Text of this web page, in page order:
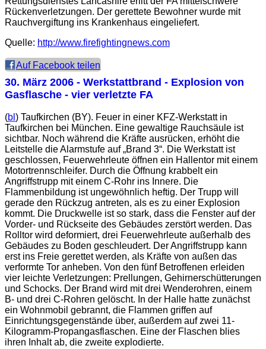
Rückenverletzungen. Der gerettete Bewohner wurde mit
Rauchvergiftung ins Krankenhaus eingeliefert.
Quelle: http://www.firefightingnews.com
Auf Facebook teilen
30. März 2006 - Werkstattbrand - Explosion von
Gasflasche - vier verletzte FA
(bl ) Taufkirchen (BY). Feuer in einer KFZ-Werkstatt in
Taufkirchen bei München. Eine gewaltige Rauchsäule ist
sichtbar. Noch während die Kräfte ausrücken, erhöht die
Leitstelle die Alarmstufe auf „Brand 3“. Die Werkstatt ist
geschlossen, Feuerwehrleute öffnen ein Hallentor mit einem
Motortrennschleifer. Durch die Öffnung krabbelt ein
Angriffstrupp mit einem C-Rohr ins Innere. Die
Flammenbildung ist ungewöhnlich heftig. Der Trupp will
gerade den Rückzug antreten, als es zu einer Explosion
kommt. Die Druckwelle ist so stark, dass die Fenster auf der
Vorder- und Rückseite des Gebäudes zerstört werden. Das
Rolltor wird deformiert, drei Feuerwehrleute außerhalb des
Gebäudes zu Boden geschleudert. Der Angriffstrupp kann
erst ins Freie gerettet werden, als Kräfte von außen das
verformte Tor anheben. Von den fünf Betroffenen erleiden
vier leichte Verletzungen: Prellungen, Gehirnerschütterungen
und Schocks. Der Brand wird mit drei Wenderohren, einem
B- und drei C-Rohren gelöscht. In der Halle hatte zunächst
ein Wohnmobil gebrannt, die Flammen griffen auf
Einrichtungsgegenstände über, außerdem auf zwei 11-
Kilogramm-Propangasflaschen. Eine der Flaschen blies
ihren Inhalt ab, die zweite explodierte.